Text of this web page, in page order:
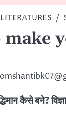
LITERATURES
कैसे बने?